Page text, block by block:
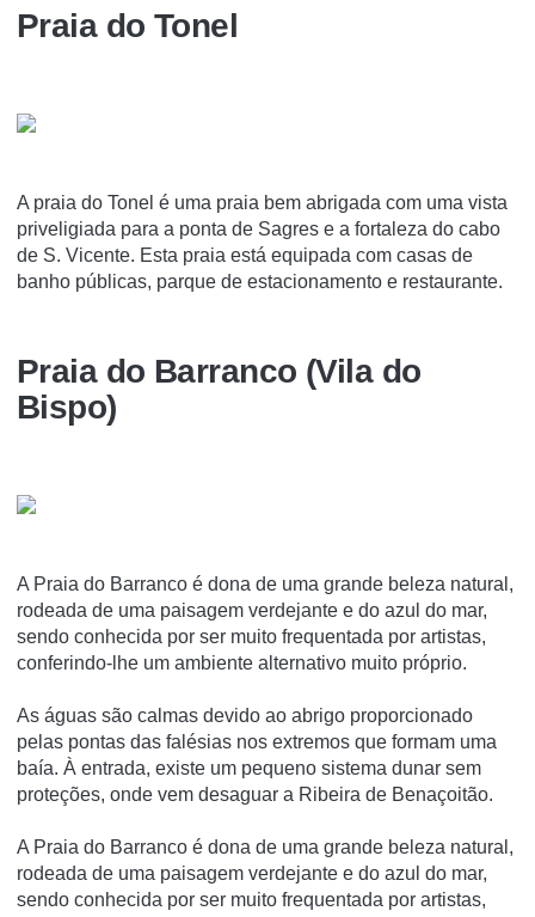
Praia do Tonel
A praia do Tonel é uma praia bem abrigada com uma vista
priveligiada para a ponta de Sagres e a fortaleza do cabo
de S. Vicente. Esta praia está equipada com casas de
banho públicas, parque de estacionamento e restaurante.
Praia do Barranco (Vila do
Bispo)
A Praia do Barranco é dona de uma grande beleza natural,
rodeada de uma paisagem verdejante e do azul do mar,
sendo conhecida por ser muito frequentada por artistas,
conferindo-lhe um ambiente alternativo muito próprio.
As águas são calmas devido ao abrigo proporcionado
pelas pontas das falésias nos extremos que formam uma
baía. À entrada, existe um pequeno sistema dunar sem
proteções, onde vem desaguar a Ribeira de Benaçoitão.
A Praia do Barranco é dona de uma grande beleza natural,
rodeada de uma paisagem verdejante e do azul do mar,
sendo conhecida por ser muito frequentada por artistas,